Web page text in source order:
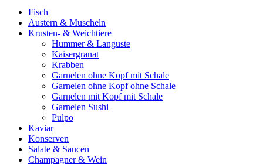
Fisch
Austern & Muscheln
Krusten- & Weichtiere
Hummer & Languste
Kaisergranat
Krabben
Garnelen ohne Kopf mit Schale
Garnelen ohne Kopf ohne Schale
Garnelen mit Kopf mit Schale
Garnelen Sushi
Pulpo
Kaviar
Konserven
Salate & Saucen
Champagner & Wein